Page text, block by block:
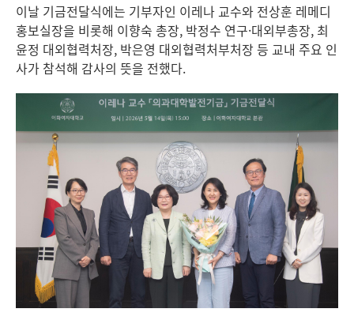
이날 기금전달식에는 기부자인 이레나 교수와 전상훈 레메디
홍보실장을 비롯해 이향숙 총장, 박정수 연구·대외부총장, 최
윤정 대외협력처장, 박은영 대외협력처부처장 등 교내 주요 인
사가 참석해 감사의 뜻을 전했다.